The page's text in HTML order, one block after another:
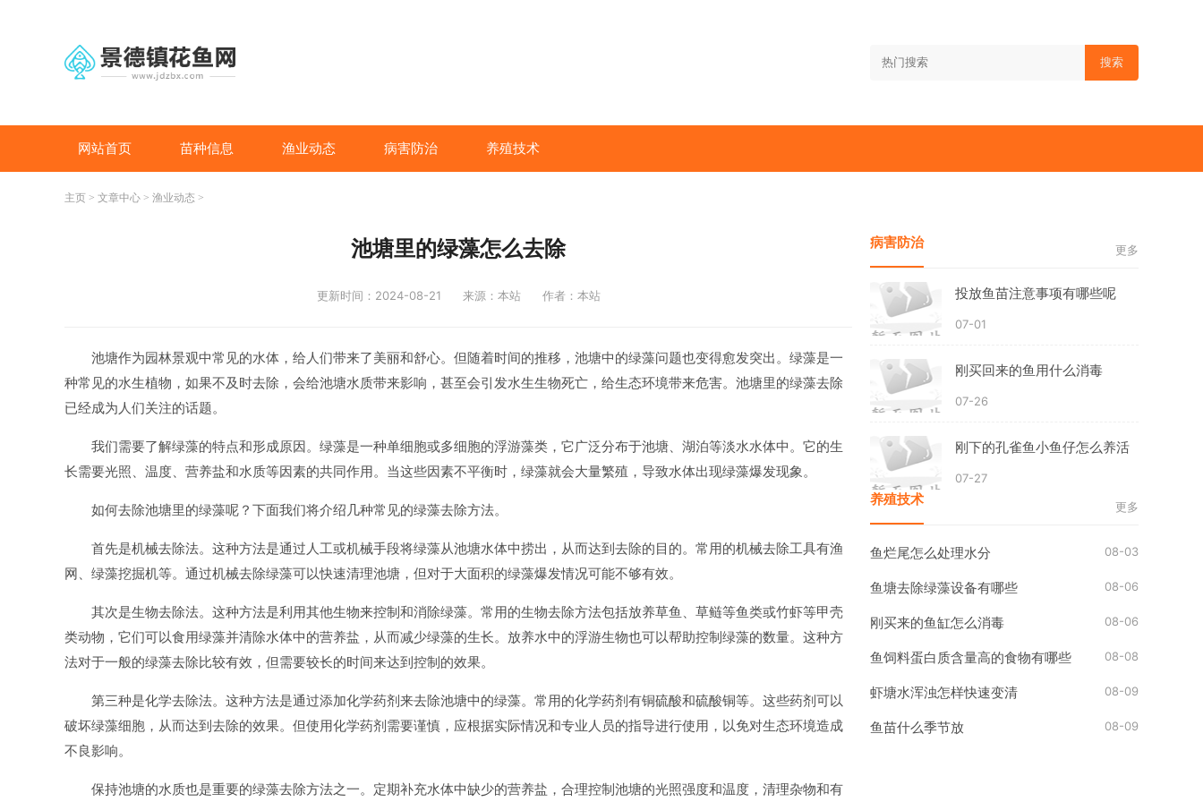
搜索
网站首页 苗种信息 渔业动态 病害防治 养殖技术
主页 > 文章中心 > 渔业动态 >
池塘里的绿藻怎么去除
更新时间：2024-08-21 来源：本站 作者：本站
池塘作为园林景观中常见的水体，给人们带来了美丽和舒心。但随着时间的推移，池塘中的绿藻问题也变得愈发突出。绿藻是一
种常见的水生植物，如果不及时去除，会给池塘水质带来影响，甚至会引发水生生物死亡，给生态环境带来危害。池塘里的绿藻去除
已经成为人们关注的话题。
我们需要了解绿藻的特点和形成原因。绿藻是一种单细胞或多细胞的浮游藻类，它广泛分布于池塘、湖泊等淡水水体中。它的生
长需要光照、温度、营养盐和水质等因素的共同作用。当这些因素不平衡时，绿藻就会大量繁殖，导致水体出现绿藻爆发现象。
如何去除池塘里的绿藻呢？下面我们将介绍几种常见的绿藻去除方法。
首先是机械去除法。这种方法是通过人工或机械手段将绿藻从池塘水体中捞出，从而达到去除的目的。常用的机械去除工具有渔
网、绿藻挖掘机等。通过机械去除绿藻可以快速清理池塘，但对于大面积的绿藻爆发情况可能不够有效。
其次是生物去除法。这种方法是利用其他生物来控制和消除绿藻。常用的生物去除方法包括放养草鱼、草鲢等鱼类或竹虾等甲壳
类动物，它们可以食用绿藻并清除水体中的营养盐，从而减少绿藻的生长。放养水中的浮游生物也可以帮助控制绿藻的数量。这种方
法对于一般的绿藻去除比较有效，但需要较长的时间来达到控制的效果。
第三种是化学去除法。这种方法是通过添加化学药剂来去除池塘中的绿藻。常用的化学药剂有铜硫酸和硫酸铜等。这些药剂可以
破坏绿藻细胞，从而达到去除的效果。但使用化学药剂需要谨慎，应根据实际情况和专业人员的指导进行使用，以免对生态环境造成
不良影响。
保持池塘的水质也是重要的绿藻去除方法之一。定期补充水体中缺少的营养盐，合理控制池塘的光照强度和温度，清理杂物和有
病害防治 更多
投放鱼苗注意事项有哪些呢
07-01
刚买回来的鱼用什么消毒
07-26
刚下的孔雀鱼小鱼仔怎么养活
07-27
养殖技术 更多
鱼烂尾怎么处理水分 08-03
鱼塘去除绿藻设备有哪些 08-06
刚买来的鱼缸怎么消毒 08-06
鱼饲料蛋白质含量高的食物有哪些 08-08
虾塘水浑浊怎样快速变清 08-09
鱼苗什么季节放 08-09